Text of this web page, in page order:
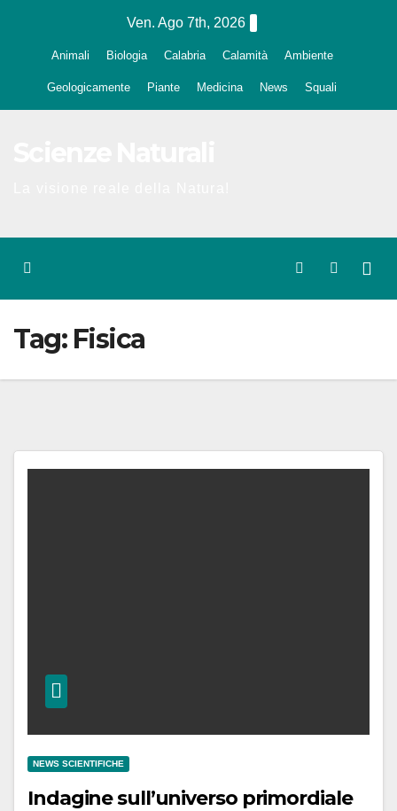
Ven. Ago 7th, 2026
Animali Biologia Calabria Calamità Ambiente
Geologicamente Piante Medicina News Squali
Tag: Fisica
NEWS SCIENTIFICHE
Indagine sull’universo primordiale